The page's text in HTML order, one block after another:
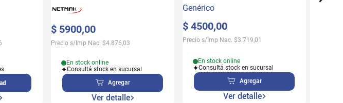
$ 5900,00
Precio s/Imp Nac. $4.876,03
En stock online
Consultá stock en sucursal
Agregar
Ver detalle
Genérico
$ 4500,00
Precio s/Imp Nac. $3.719,01
En stock online
Consultá stock en sucursal
Agregar
Ver detalle